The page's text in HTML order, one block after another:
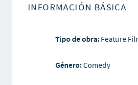
INFORMACIÓN BÁSICA
Tipo de obra:Feature
Género:Comedy